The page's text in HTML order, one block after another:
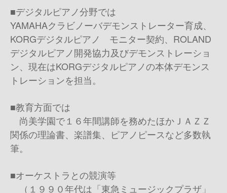
■デジタルピアノ分野では
YAMAHAクラビノーバデモンストレーター育成、
KORGデジタルピアノ モニター契約、ROLAND
デジタルピアノ開発協力及びデモンストレーショ
ン、現在はKORGデジタルピアノの本体デモンス
トレーションを担当。
■教育方面では
尚美学園で１６年間講師を務めたほかＪＡＺＺ
関係の理論書、楽譜集、ピアノピースなど多数執
筆。
■オーケストラとの競演等
（１９９０年代は「東急ミュージックプラザ」